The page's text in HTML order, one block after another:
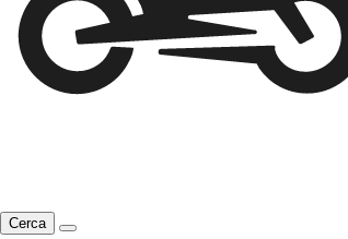
Cerca